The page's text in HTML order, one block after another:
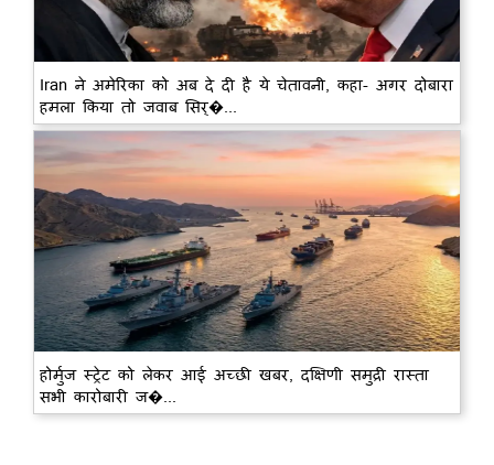
Iran ने अमेरिका को अब दे दी है ये चेतावनी, कहा- अगर दोबारा
हमला किया तो जवाब सिर्�...
होर्मुज स्ट्रेट को लेकर आई अच्छी खबर, दक्षिणी समुद्री रास्ता
सभी कारोबारी ज�...